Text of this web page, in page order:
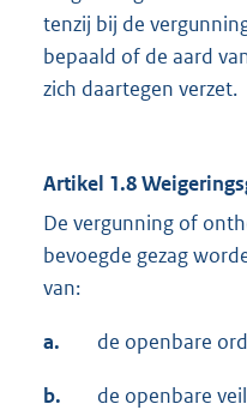
tenzij bij de
bepaald of de aard
zich daartegen verzet.
Artikel 1.8
De vergunning of
bevoegde gezag
van:
a. de openbare
b. de openbare